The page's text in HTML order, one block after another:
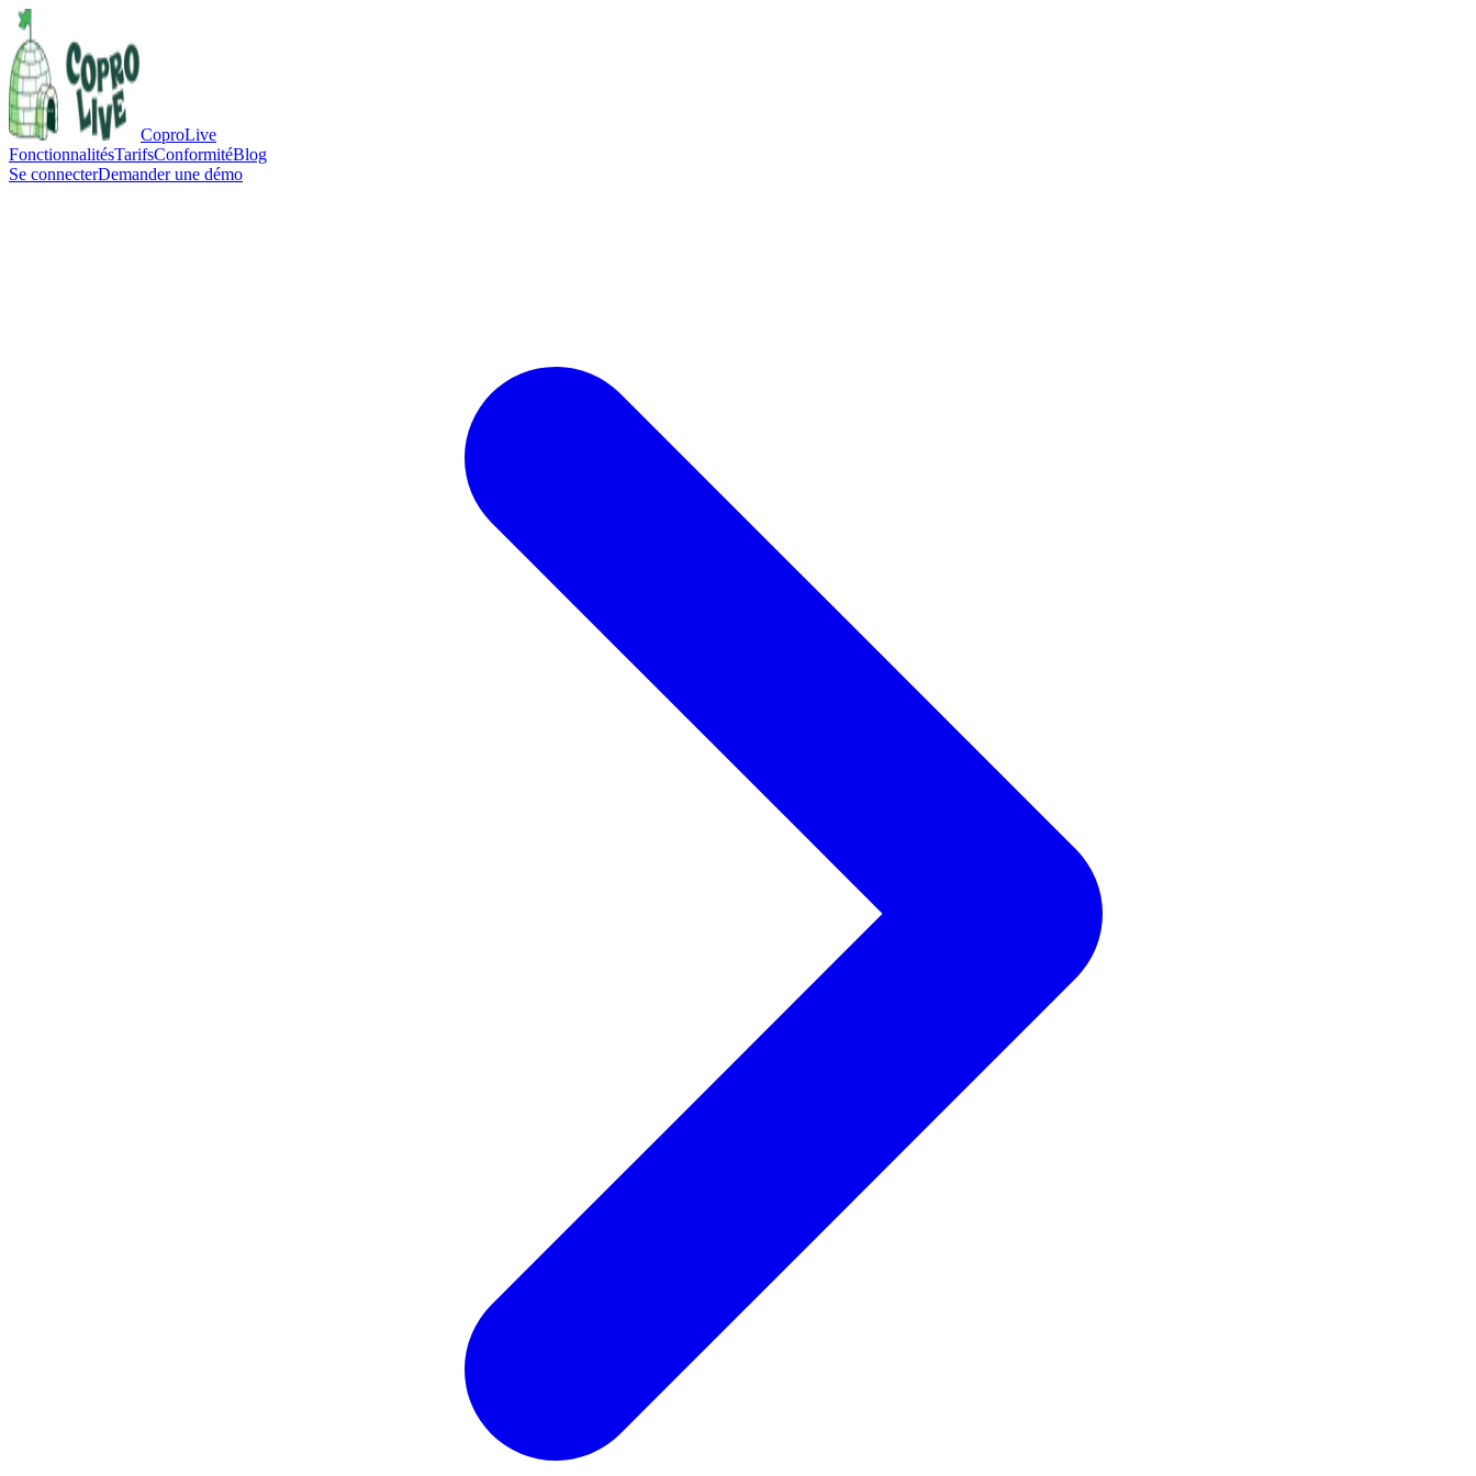
CoproLive
FonctionnalitésTarifsConformitéBlog
Se connecterDemander une démo